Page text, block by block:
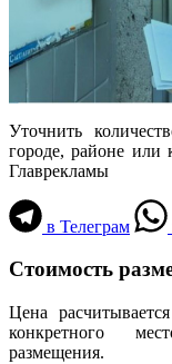
Уточнить
городе, районе или
Главрекламы
в Телеграм
Стоимость
Цена
конкретного
размещения.